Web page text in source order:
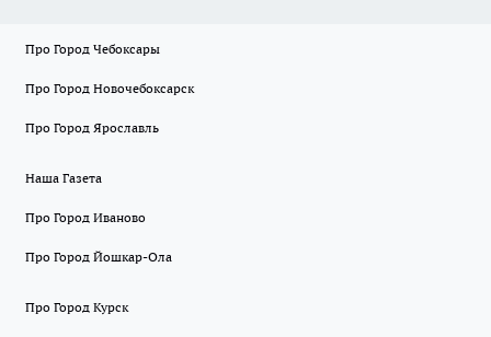
Про Город Чебоксары
Про Город Новочебоксарск
Про Город Ярославль
Наша Газета
Про Город Иваново
Про Город Йошкар-Ола
Про Город Курск